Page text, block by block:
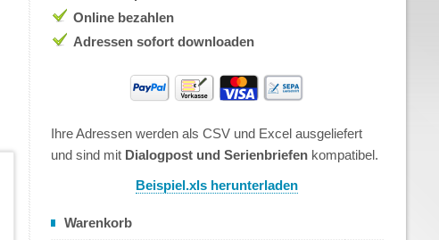
Online bezahlen
Adressen sofort downloaden
Ihre Adressen werden als CSV und Excel ausgeliefert
und sind mit Dialogpost und Serienbriefenkompatibel.
Beispiel.xls herunterladen
Warenkorb